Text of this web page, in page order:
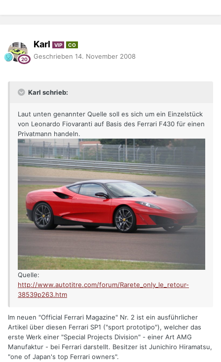
Karl VIP CO
Geschrieben 14. November 2008
Karl schrieb:
Laut unten genannter Quelle soll es sich um ein Einzelstück
von Leonardo Fiovaranti auf Basis des Ferrari F430 für einen
Privatmann handeln.
Quelle:
http://www.autotitre.com/forum/Rarete_only_le_retour-
38539p263.htm
Im neuen "Official Ferrari Magazine" Nr. 2 ist ein ausführlicher
Artikel über diesen Ferrari SP1 ("sport prototipo"), welcher das
erste Werk einer "Special Projects Division" - einer Art AMG
Manufaktur - bei Ferrari darstellt. Besitzer ist Junichiro Hiramatsu,
"one of Japan's top Ferrari owners".